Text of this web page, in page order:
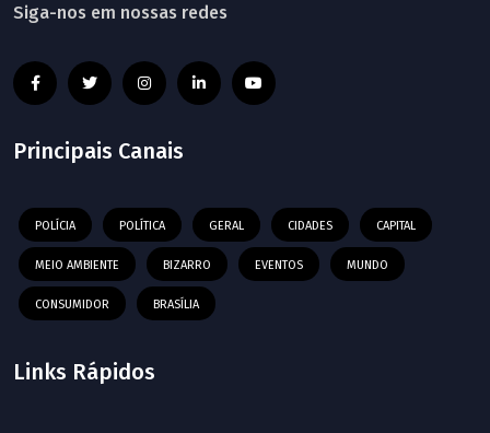
Siga-nos em nossas redes
Principais Canais
POLÍCIA POLÍTICA GERAL CIDADES CAPITAL
MEIO AMBIENTE BIZARRO EVENTOS MUNDO
CONSUMIDOR BRASÍLIA
Links Rápidos